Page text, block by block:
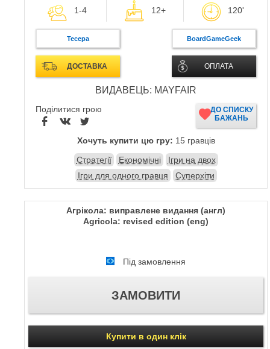
1-4 12+ 120'
Тесера BoardGameGeek
ДОСТАВКА ОПЛАТА
ВИДАВЕЦЬ: MAYFAIR
Поділитися грою
ДО СПИСКУ
БАЖАНЬ
Хочуть купити цю гру: 15 гравців
Стратегії
Економічні
Ігри на двох
Ігри для одного гравця
Суперхіти
Агрікола: виправлене видання (англ)
Agricola: revised edition (eng)
Під замовлення
Купити в один клік